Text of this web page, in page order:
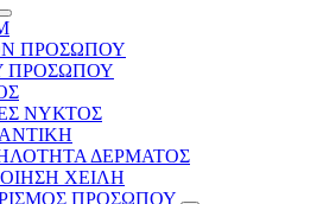
ΠΡΟΣΩΠΟΥ
ΠΡΟΣΩΠΟΥ
ΝΥΚΤΟΣ
ΔΕΡΜΑΤΟΣ
ΧΕΙΛΗ
ΠΡΟΣΩΠΟΥ